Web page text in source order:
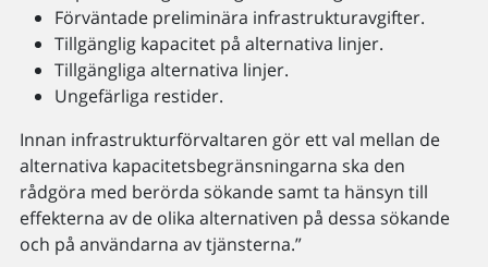
Förväntade preliminära infrastrukturavgifter.
Tillgänglig kapacitet på alternativa linjer.
Tillgängliga alternativa linjer.
Ungefärliga restider.
Innan infrastrukturförvaltaren gör ett val mellan de
alternativa kapacitetsbegränsningarna ska den
rådgöra med berörda sökande samt ta hänsyn till
effekterna av de olika alternativen på dessa sökande
och på användarna av tjänsterna.”